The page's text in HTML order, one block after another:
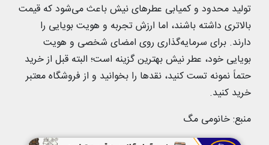
تولید محدود و کمیابی عطرهای نیش باعث می‌شود که قیمت
بالاتری داشته باشند، اما ارزش تجربه و هویت بویایی را
دارند. برای سرمایه‌گذاری روی امضای شخصی و هویت
بویایی‌ خود، عطر نیش بهترین گزینه است؛ البته قبل از خرید
حتماً نمونه تست کنید، نقدها را بخوانید و از فروشگاه معتبر
خرید کنید.
منبع: خانومی مگ